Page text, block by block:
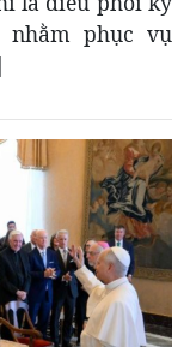
nhằm phục vụ